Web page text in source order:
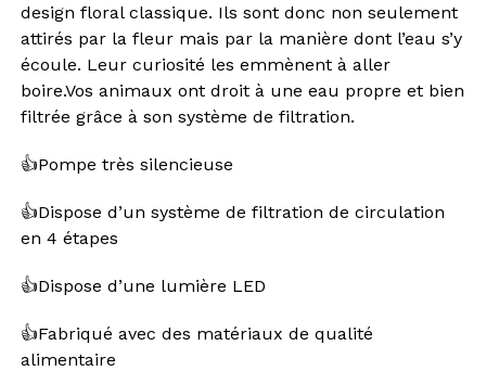
design floral classique. Ils sont donc non seulement
attirés par la fleur mais par la manière dont l’eau s’y
écoule. Leur curiosité les emmènent à aller
boire.Vos animaux ont droit à une eau propre et bien
filtrée grâce à son système de filtration.
👍Pompe très silencieuse
👍Dispose d’un système de filtration de circulation
en 4 étapes
👍Dispose d’une lumière LED
👍Fabriqué avec des matériaux de qualité
alimentaire